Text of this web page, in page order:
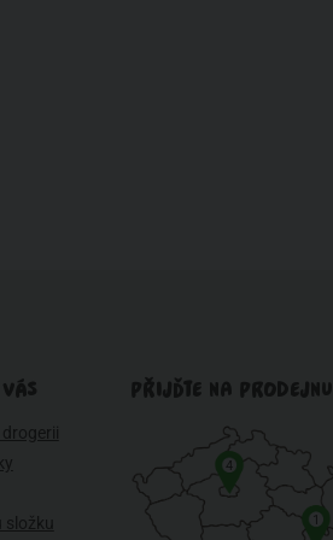
složku
PŘIJĎTE NA PRODEJNU
1
4